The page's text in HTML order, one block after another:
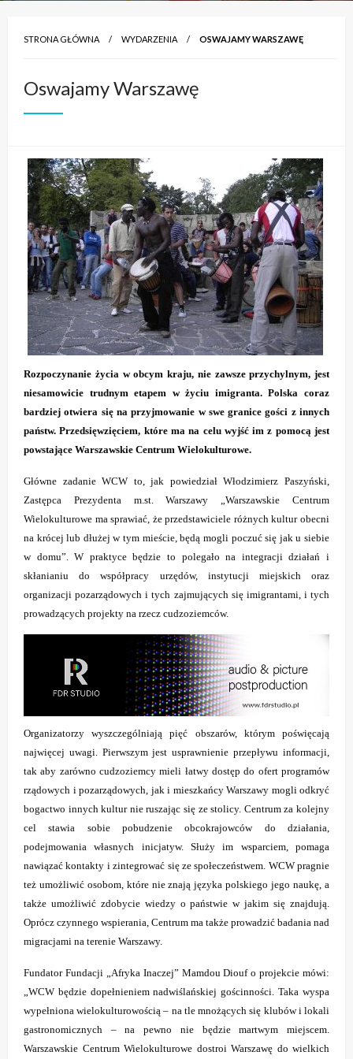
STRONA GŁÓWNA WYDARZENIA OSWAJAMY WARSZAWĘ
Oswajamy Warszawę
Rozpoczynanie życia w obcym kraju, nie zawsze przychylnym, jest
niesamowicie trudnym etapem w życiu imigranta. Polska coraz
bardziej otwiera się na przyjmowanie w swe granice gości z innych
państw. Przedsięwzięciem, które ma na celu wyjść im z pomocą jest
powstające Warszawskie Centrum Wielokulturowe.
Główne zadanie WCW to, jak powiedział Włodzimierz Paszyński,
Zastępca Prezydenta m.st. Warszawy „Warszawskie Centrum
Wielokulturowe ma sprawiać, że przedstawiciele różnych kultur obecni
na krócej lub dłużej w tym mieście, będą mogli poczuć się jak u siebie
w domu”. W praktyce będzie to polegało na integracji działań i
skłanianiu do współpracy urzędów, instytucji miejskich oraz
organizacji pozarządowych i tych zajmujących się imigrantami, i tych
prowadzących projekty na rzecz cudzoziemców.
Organizatorzy wyszczególniają pięć obszarów, którym poświęcają
najwięcej uwagi. Pierwszym jest usprawnienie przepływu informacji,
tak aby zarówno cudzoziemcy mieli łatwy dostęp do ofert programów
rządowych i pozarządowych, jak i mieszkańcy Warszawy mogli odkryć
bogactwo innych kultur nie ruszając się ze stolicy. Centrum za kolejny
cel stawia sobie pobudzenie obcokrajowców do działania,
podejmowania własnych inicjatyw. Służy im wsparciem, pomaga
nawiązać kontakty i zintegrować się ze społeczeństwem. WCW pragnie
też umożliwić osobom, które nie znają języka polskiego jego naukę, a
także umożliwić zdobycie wiedzy o państwie w jakim się znajdują.
Oprócz czynnego wspierania, Centrum ma także prowadzić badania nad
migracjami na terenie Warszawy.
Fundator Fundacji „Afryka Inaczej” Mamdou Diouf o projekcie mówi:
WCW będzie dopełnieniem nadwiślańskiej gościnności. Taka wyspa
wypełniona wielokulturowością – na tle mnożących się klubów i lokali
gastronomicznych – na pewno nie będzie martwym miejscem.
Warszawskie Centrum Wielokulturowe dostroi Warszawę do wielkich